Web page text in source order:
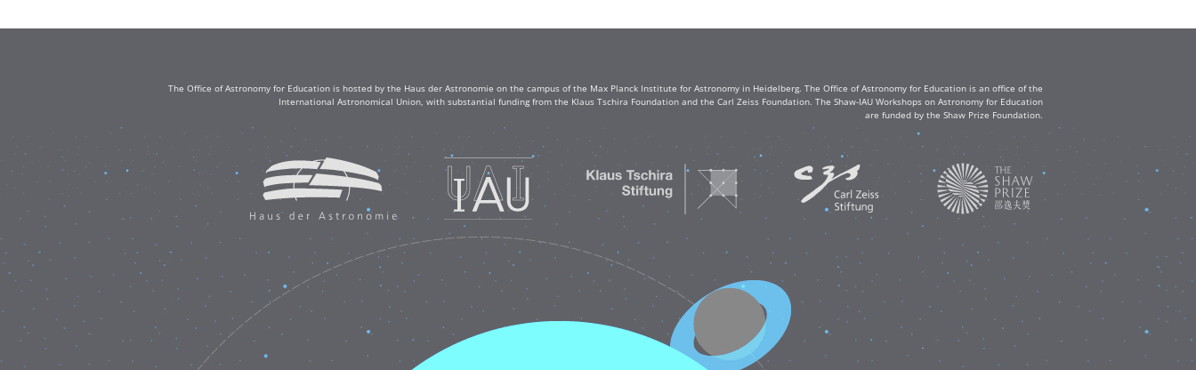
The Office of Astronomy for Education is hosted by the Haus der Astronomie on the campus of the Max Planck Institute for Astronomy in Heidelberg. The Office of Astronomy for Education is an office of the
International Astronomical Union, with substantial funding from the Klaus Tschira Foundation and the Carl Zeiss Foundation. The Shaw-IAU Workshops on Astronomy for Education
are funded by the Shaw Prize Foundation.